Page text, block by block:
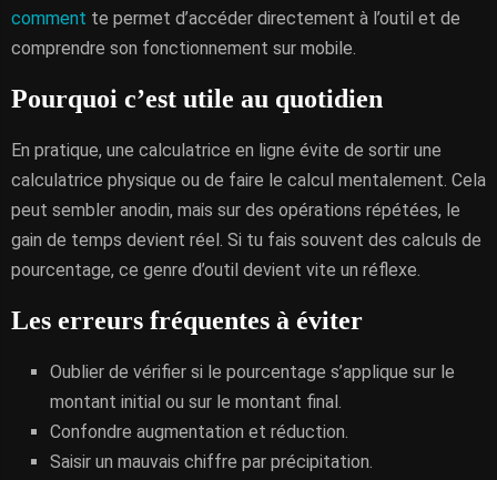
comment te permet d’accéder directement à l’outil et de
comprendre son fonctionnement sur mobile.
Pourquoi c’est utile au quotidien
En pratique, une calculatrice en ligne évite de sortir une
calculatrice physique ou de faire le calcul mentalement. Cela
peut sembler anodin, mais sur des opérations répétées, le
gain de temps devient réel. Si tu fais souvent des calculs de
pourcentage, ce genre d’outil devient vite un réflexe.
Les erreurs fréquentes à éviter
Oublier de vérifier si le pourcentage s’applique sur le
montant initial ou sur le montant final.
Confondre augmentation et réduction.
Saisir un mauvais chiffre par précipitation.